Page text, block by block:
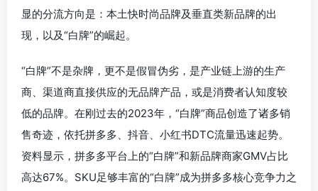
显的分流方向是：本土快时尚品牌及垂直类新品牌的出
现，以及“白牌”的崛起。
“白牌”不是杂牌，更不是假冒伪劣，是产业链上游的生产
商、渠道商直接供应的无品牌产品，或是消费者认知度较
低的品牌。在刚过去的2023年，“白牌”商品创造了诸多销
售奇迹，依托拼多多、抖音、小红书DTC流量迅速起势。
资料显示，拼多多平台上的“白牌”和新品牌商家GMV占比
高达67%。SKU足够丰富的“白牌”成为拼多多核心竞争力之